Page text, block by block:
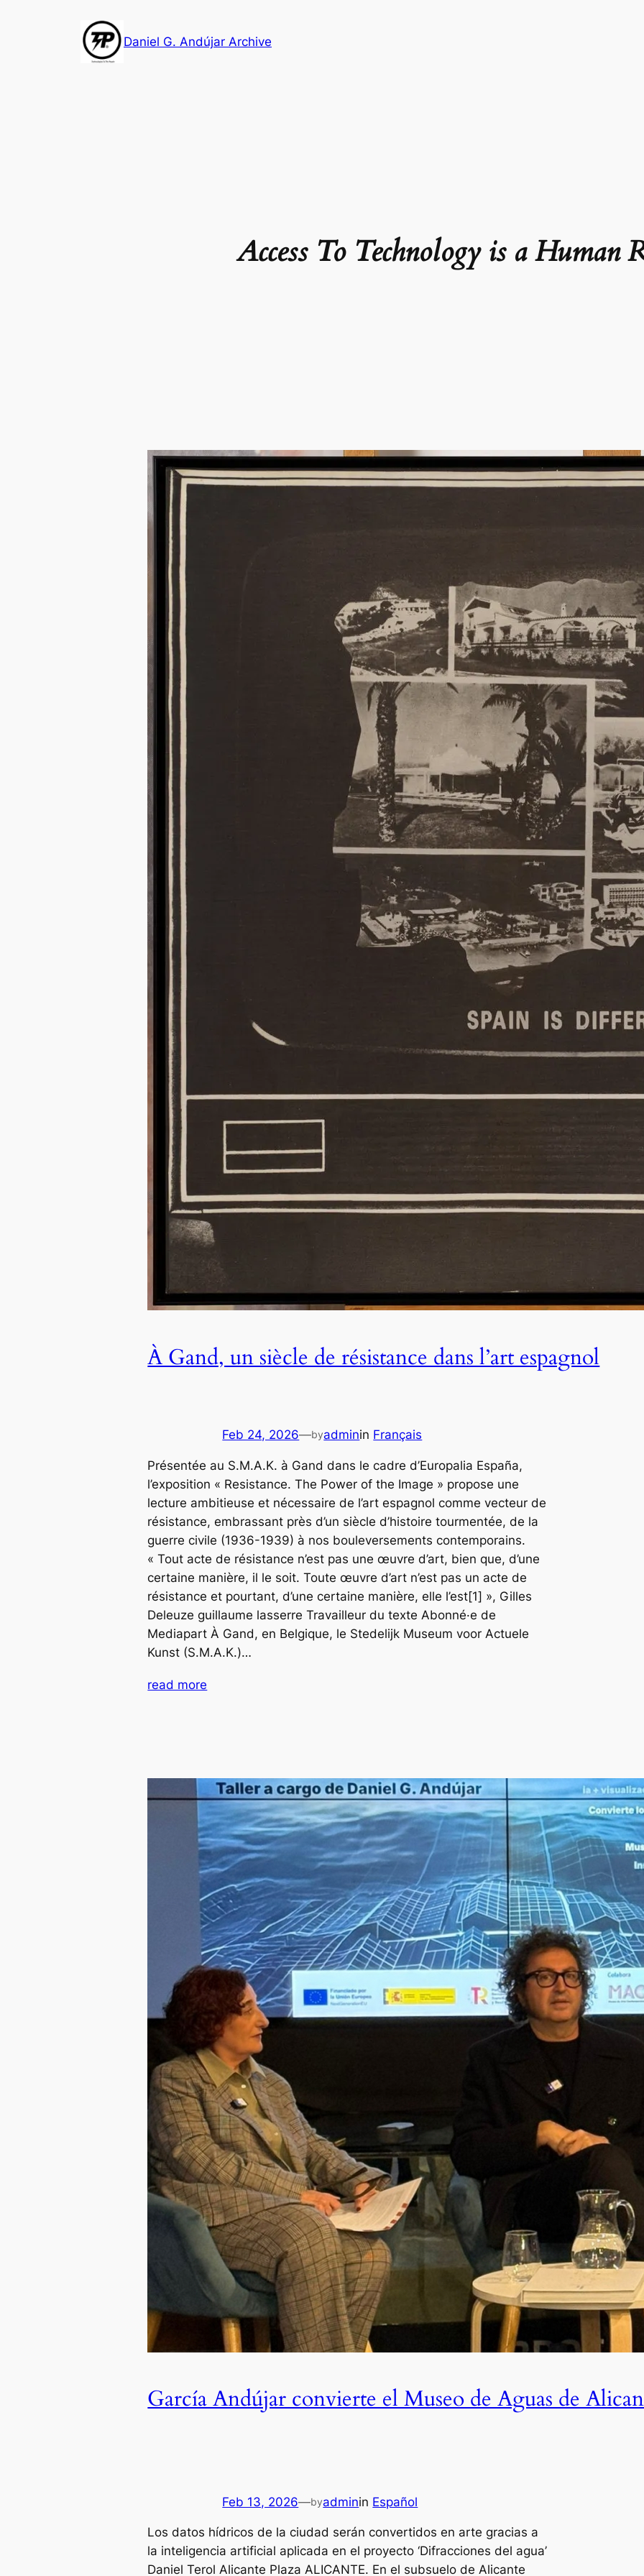
Daniel G. Andújar Archive
Access To Technology is a Human
À Gand, un siècle de résistance dans l’art espagnol
Feb 24, 2026—byadminin Français
Présentée au S.M.A.K. à Gand dans le cadre d’Europalia España,
l’exposition « Resistance. The Power of the Image » propose une
lecture ambitieuse et nécessaire de l’art espagnol comme vecteur de
résistance, embrassant près d’un siècle d’histoire tourmentée, de la
guerre civile (1936-1939) à nos bouleversements contemporains.
« Tout acte de résistance n’est pas une œuvre d’art, bien que, d’une
certaine manière, il le soit. Toute œuvre d’art n’est pas un acte de
résistance et pourtant, d’une certaine manière, elle l’est[1] », Gilles
Deleuze guillaume lasserre Travailleur du texte Abonné·e de
Mediapart À Gand, en Belgique, le Stedelijk Museum voor Actuele
Kunst (S.M.A.K.)…
read more
García Andújar convierte el Museo de Aguas de
Feb 13, 2026—byadminin Español
Los datos hídricos de la ciudad serán convertidos en arte gracias a
la inteligencia artificial aplicada en el proyecto ‘Difracciones del agua’
Daniel Terol Alicante Plaza ALICANTE. En el subsuelo de Alicante